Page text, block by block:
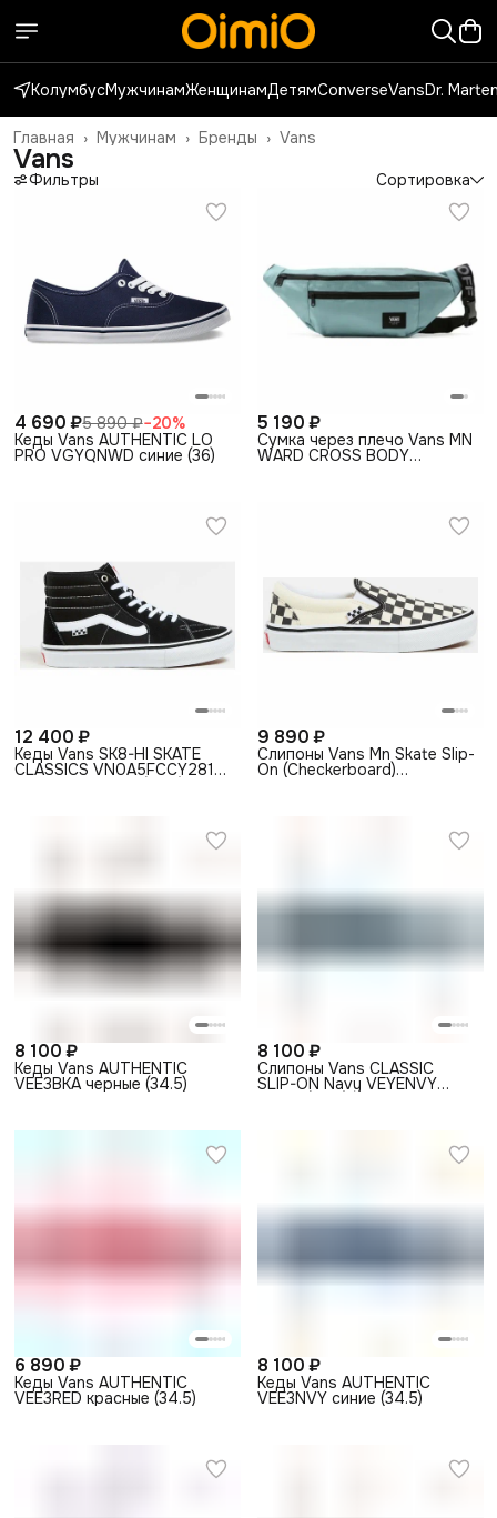
КолумбусМужчинамЖенщинамДетямConverseVansDr.
Vans
Бренды ›
Мужчинам ›
Главная ›
Vans
Фильтры Сортировка
4 690 ₽5 890 ₽−20%
Кеды Vans AUTHENTIC LO
PRO VGYQNWD синие (36)
5 190 ₽
Сумка через плечо Vans MN
WARD CROSS BODY
12 400 ₽
Кеды Vans SK8-HI SKATE
CLASSICS VN0A5FCCY281
9 890 ₽
Слипоны Vans Mn Skate Slip-
On (Checkerboard)
8 100 ₽
Кеды Vans AUTHENTIC
VEE3BKA черные (34.5)
8 100 ₽
Слипоны Vans CLASSIC
SLIP-ON Navy VEYENVY
6 890 ₽
Кеды Vans AUTHENTIC
VEE3RED красные (34.5)
8 100 ₽
Кеды Vans AUTHENTIC
VEE3NVY синие (34.5)